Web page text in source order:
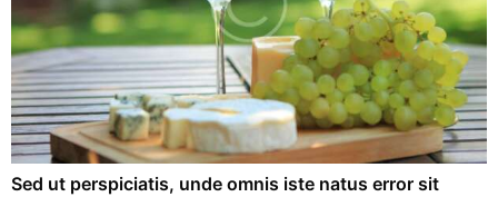
Sed ut perspiciatis, unde omnis iste natus error sit